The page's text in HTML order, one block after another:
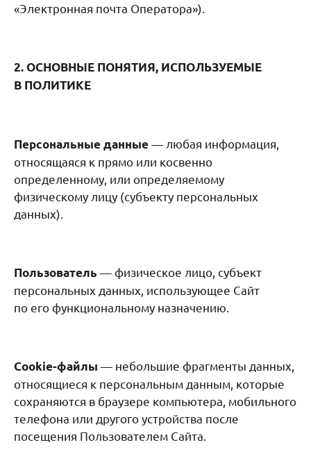
«Электронная почта Оператора»).
2. ОСНОВНЫЕ ПОНЯТИЯ, ИСПОЛЬЗУЕМЫЕ
В ПОЛИТИКЕ
Персональные данные— любая информация,
относящаяся к прямо или косвенно
определенному, или определяемому
физическому лицу (субъекту персональных
данных).
Пользователь — физическое лицо, субъект
персональных данных, использующее Сайт
по его функциональному назначению.
Cookie-файлы — небольшие фрагменты данных,
относящиеся к персональным данным, которые
сохраняются в браузере компьютера, мобильного
телефона или другого устройства после
посещения Пользователем Сайта.